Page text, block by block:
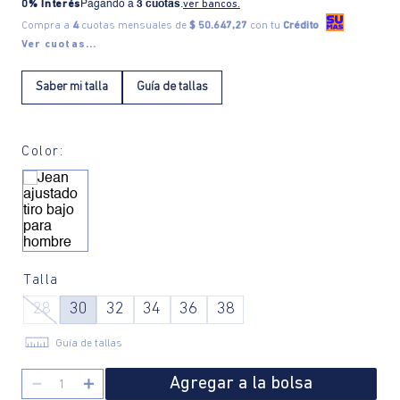
0% Interés Pagando a 3 cuotas.ver bancos.
Compra a 4cuotas mensuales de $ 50.647,27 con tu Crédito
Ver cuotas...
Saber mi talla Guía de tallas
Color:
Talla
28 30 32 34 36 38
Guía de tallas
＋
－ Agregar a la bolsa